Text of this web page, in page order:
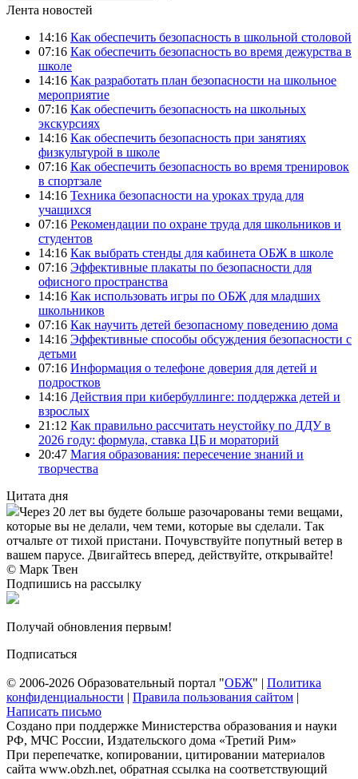
Лента новостей
14:16 Как обеспечить безопасность в школьной столовой
07:16 Как обеспечить безопасность во время дежурства в
школе
14:16 Как разработать план безопасности на школьное
мероприятие
07:16 Как обеспечить безопасность на школьных
экскурсиях
14:16 Как обеспечить безопасность при занятиях
физкультурой в школе
07:16 Как обеспечить безопасность во время тренировок
в спортзале
14:16 Техника безопасности на уроках труда для
учащихся
07:16 Рекомендации по охране труда для школьников и
студентов
14:16 Как выбрать стенды для кабинета ОБЖ в школе
07:16 Эффективные плакаты по безопасности для
офисного пространства
14:16 Как использовать игры по ОБЖ для младших
школьников
07:16 Как научить детей безопасному поведению дома
14:16 Эффективные способы обсуждения безопасности с
детьми
07:16 Информация о телефоне доверия для детей и
подростков
14:16 Действия при кибербуллинге: поддержка детей и
взрослых
21:12 Как правильно рассчитать неустойку по ДДУ в
2026 году: формула, ставка ЦБ и мораторий
20:47 Магия образования: пересечение знаний и
творчества
Цитата дня
Через 20 лет вы будете больше разочарованы теми вещами,
которые вы не делали, чем теми, которые вы сделали. Так
отчальте от тихой пристани. Почувствуйте попутный ветер в
вашем парусе. Двигайтесь вперед, действуйте, открывайте!
© Марк Твен
Подпишись на рассылку
Получай обновления первым!
Подписаться
© 2006-2026 Образовательный портал "ОБЖ" | Политика
конфиденциальности | Правила пользования сайтом |
Написать письмо
Создано при поддержке Министерства образования и науки
РФ, МЧС России, Издательского дома «Третий Рим»
При перепечатке, копировании, цитировании материалов
сайта www.obzh.net, обратная ссылка на соответствующий